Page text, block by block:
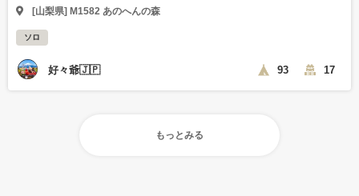
[山梨県] M1582 あのへんの森
ソロ
好々爺🇯🇵 93 17
もっとみる